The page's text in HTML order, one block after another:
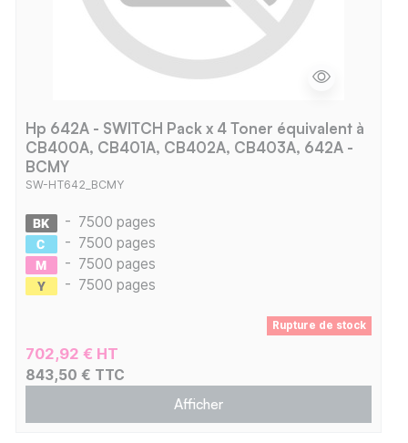
Hp 642A - SWITCH Pack x 4 Toner équivalent à
CB400A, CB401A, CB402A, CB403A, 642A -
BCMY
SW-HT642_BCMY
- 7500 pages
- 7500 pages
- 7500 pages
- 7500 pages
Rupture de stock
702,92 € HT
843,50 € TTC
Afficher